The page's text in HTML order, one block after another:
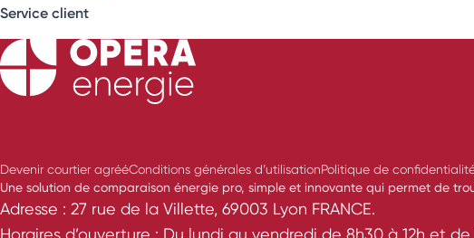
Service client
Devenir courtier agrééConditions générales d’utilisationPolitique de
Une solution de comparaison énergie pro, simple et innovante qui permet de
Adresse : 27 rue de la Villette, 69003 Lyon FRANCE.
Horaires d’ouverture : Du lundi au vendredi de 8h30 à 12h et de